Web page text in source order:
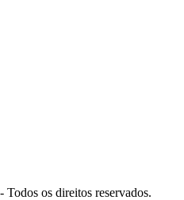
os direitos reservados.